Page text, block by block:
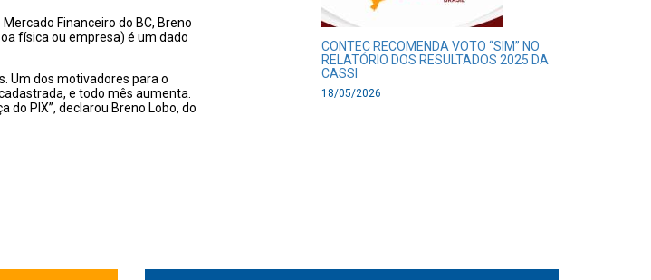
Financeiro do BC, Breno
física ou empresa) é um dado
Um dos motivadores para o
e todo mês aumenta.
PIX”, declarou Breno Lobo, do
CONTEC RECOMENDA VOTO “SIM” NO
RELATÓRIO DOS RESULTADOS 2025 DA
CASSI
18/05/2026